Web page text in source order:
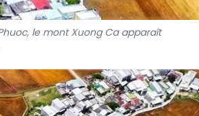
le mont Xuong Ca apparaît